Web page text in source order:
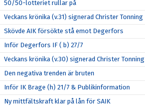
50/50-lotteriet rullar på
Veckans krönika (v.31) signerad Christer Tonning
Skövde AIK försökte stå emot Degerfors
Inför Degerfors IF ( b) 27/7
Veckans krönika (v.30) signerad Christer Tonning
Den negativa trenden är bruten
Inför IK Brage (h) 21/7 & Publikinformation
Ny mittfältskraft klar på lån för SAIK